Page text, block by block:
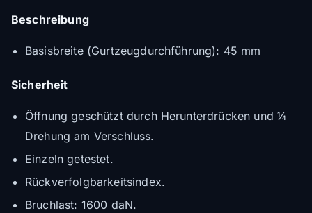
Beschreibung
Basisbreite (Gurtzeugdurchführung): 45 mm
Sicherheit
Öffnung geschützt durch Herunterdrücken und ¼
Drehung am Verschluss.
Einzeln getestet.
Rückverfolgbarkeitsindex.
Bruchlast: 1600 daN.